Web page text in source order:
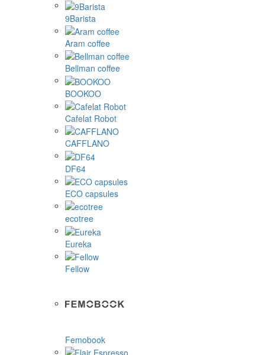
9Barista
Aram coffee
Bellman coffee
BOOKOO
Cafelat Robot
CAFFLANO
DF64
ECO capsules
ecotree
Eureka
Fellow
Femobook